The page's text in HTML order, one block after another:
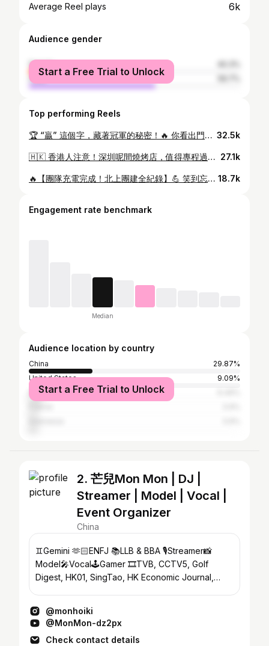
Average Reel plays 6k
Audience gender
female
male
Start a Free Trial to Unlock
Top performing Reels
🏆 “贏” 這個字，藏著冠軍的秘密！🔥 你看出門道了嗎？ 老祖宗造字太有智慧了！“贏”字拆開就是： 👉 **亡 = 危機意識** (時刻保持警覺，不松懈！) 👉 **口 = 溝通表達** (精准傳遞價值，說服力是關鍵！) 👉 **月 = 時間積累** (成功沒有捷徑，靠的是日復一日的努力！) 👉 **貝 = 財富資源** (掌握專業、人脈、平台，創造價值！) 👉 **凡 = 平常心態** (勝不驕敗不餒，持續穩定輸出！) **少了一個元素，都難以持續地“贏”！** 💪 現在團隊能爆發式增長，靠的正是： ✅ 團隊裡時刻保持的 **危機感** 與 **目標感** ✅ 不斷精進的 **溝通技巧** 與 **銷售系統** ✅ 長期堅持的 **專業積累** 與 **時間投入** ✅ 公司強大的 **平台資源** 與 **品牌價值** ✅ 無論順逆都保持的 **積極心態** 與 **團隊精神** 這就是我們團隊的“贏”法則！你想掌握這套贏在起跑點的思維嗎？ 👇 馬上行動： 1️⃣ 關注我 @ndwong → 獲取更多銷售心法、團隊文化與成功智慧！ 2️⃣ 點贊❤️ 收藏⭐️ 分享↗️ → 讓更多想贏的朋友看到！ 3️⃣ 留言告訴我：你覺得“贏”字哪個部分最重要？為什麼？ 👇 🔥 正在尋找渴望“贏”的夥伴加入！如果你也想： ✅ 擁有複製成功的系統 ✅ 在頂尖平台創造高收入 ✅ 與冠軍團隊並肩作戰 👉 歡迎私信 (DM) 我 或 查看 Bio 鏈接瞭解更多！ #贏的智慧 #贏字拆解 #銷售秘訣 #成功學 #團隊文化 #冠軍思維 #DSA2025 #傑出銷售員 #銷售冠軍 #團隊招募 #人才培育 #領導力 #溝通技巧 #時間管理 #心態決定成敗 #加入冠軍團隊 #老祖宗的智慧 #傳統文化 #說文解字 #你的名字 #你的團隊名 #目標達成 32.5k
🇭🇰 香港人注意！深圳呢間燒烤店，值得專程過關食！🔥 同2位靚女 @viann_qqchan @minimargaret 實測完，一致大推！👍 🌟 優點總結： 近關口 | 價錢平 | 味道正 | 份量足 | 服務好 💥 必點: 燒蠔、燒雞、自家製手工啤 (快睇Reels流口水啦！) 📍 店名：丰豪燒烤 (有好多間分店) 💰 人均：約90蚊人仔 (食到超飽！) 🔥 快Bookmark低，下次北上就殺過去！ #深圳美食地圖 #香港人北上攻略 #抵食深圳 #高性價比 #燒烤探店 #深圳打卡 #美食推薦 #即興北上 #weekendvibes #hongkonger #shenzhen #bbqlover #musttry 27.1k
🔥【團隊充電完成！北上團建全紀錄】💪 笑到忘記是來增進感情的🤣 下集想我拍啲咩留言話我知😆😆 #團隊默契 #北上團建 #北上食嘢 18.7k
Engagement rate benchmark
Median
Audience location by country
China
29.87%
United States
9.09%
Brazil
Start a Free Trial to Unlock
2. 芒兒Mon Mon | DJ |
Streamer | Model | Vocal |
Event Organizer
China
♊️Gemini 🫶🏻ENFJ 📚LLB & BBA 🎙️Streamer📸
Model🎤Vocal🕹️Gamer 🎞️TVB, CCTV5, Golf
Digest, HK01, SingTao, HK Economic Journal,
@monhoiki
@MonMon-dz2px
Check contact details